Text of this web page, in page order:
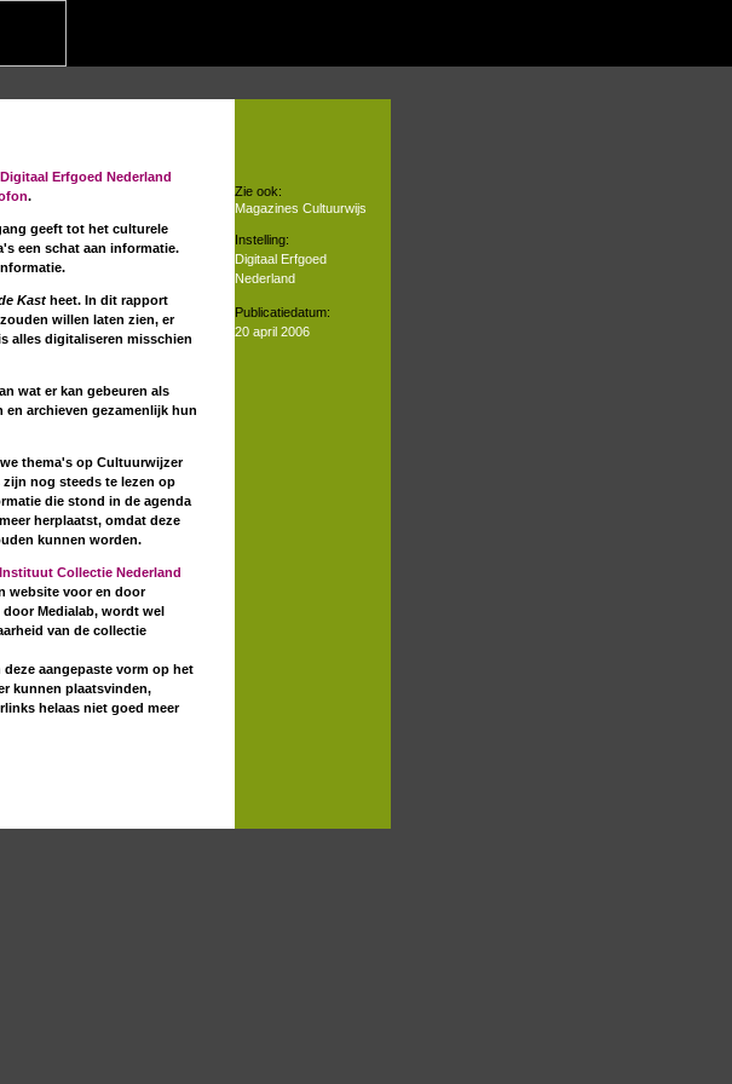
Digitaal Erfgoed Nederland
.
geeft tot het culturele
een schat aan informatie.
Kast heet. In dit rapport
willen laten zien, er
alles digitaliseren misschien
wat er kan gebeuren als
archieven gezamenlijk hun
thema's op Cultuurwijzer
nog steeds te lezen op
die stond in de agenda
herplaatst, omdat deze
kunnen worden.
Instituut Collectie Nederland
website voor en door
Medialab, wordt wel
van de collectie
aangepaste vorm op het
kunnen plaatsvinden,
helaas niet goed meer
Zie ook:
Magazines Cultuurwijs
Instelling:
Digitaal Erfgoed
Nederland
Publicatiedatum:
20 april 2006